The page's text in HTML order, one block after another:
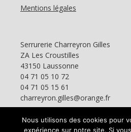
Mentions légales
Serrurerie Charreyron Gilles
ZA Les Croustilles
43150 Laussonne
04 71 05 10 72
04 71 05 15 61
charreyron.gilles@orange.fr
Nous utilisons des cookies pour
expérience sur notre site. Si